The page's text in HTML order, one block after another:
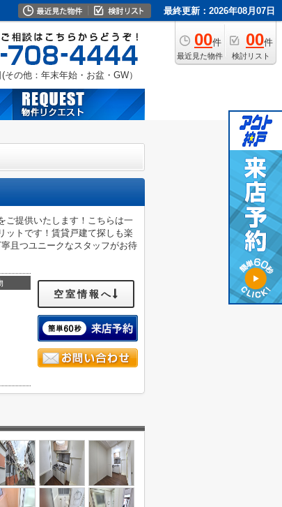
最終更新：2026年08月07日
00件
最近見た物件
00件
検討リスト
その他：年末年始・お盆・GW）
ご提供いたします！こちらは一
ットです！賃貸戸建て探しも楽
且つユニークなスタッフがお待
空室情報へ